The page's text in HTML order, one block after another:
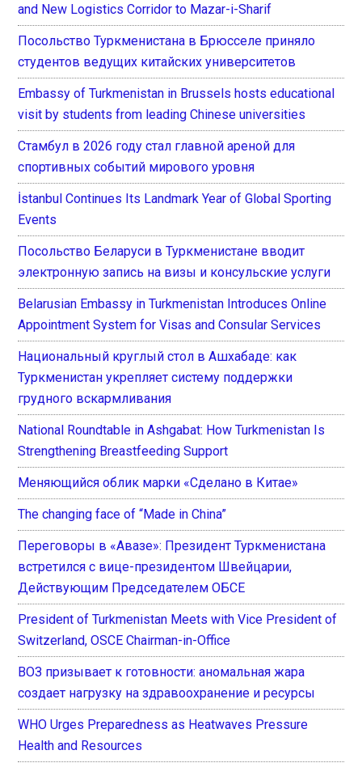
and New Logistics Corridor to Mazar-i-Sharif
Посольство Туркменистана в Брюсселе приняло
студентов ведущих китайских университетов
Embassy of Turkmenistan in Brussels hosts educational
visit by students from leading Chinese universities
Стамбул в 2026 году стал главной ареной для
спортивных событий мирового уровня
İstanbul Continues Its Landmark Year of Global Sporting
Events
Посольство Беларуси в Туркменистане вводит
электронную запись на визы и консульские услуги
Belarusian Embassy in Turkmenistan Introduces Online
Appointment System for Visas and Consular Services
Национальный круглый стол в Ашхабаде: как
Туркменистан укрепляет систему поддержки
грудного вскармливания
National Roundtable in Ashgabat: How Turkmenistan Is
Strengthening Breastfeeding Support
Меняющийся облик марки «Сделано в Китае»
The changing face of “Made in China”
Переговоры в «Авазе»: Президент Туркменистана
встретился с вице-президентом Швейцарии,
Действующим Председателем ОБСЕ
President of Turkmenistan Meets with Vice President of
Switzerland, OSCE Chairman-in-Office
ВОЗ призывает к готовности: аномальная жара
создает нагрузку на здравоохранение и ресурсы
WHO Urges Preparedness as Heatwaves Pressure
Health and Resources